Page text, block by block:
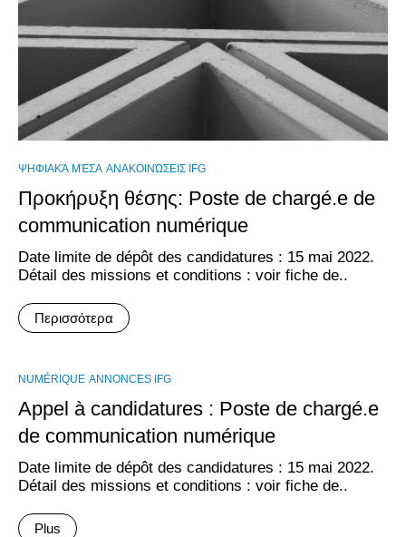
ΨΗΦΙΑΚΆ ΜΈΣΑ ΑΝΑΚΟΙΝΏΣΕΙΣ IFG
Προκήρυξη θέσης: Poste de chargé.e de
communication numérique
Date limite de dépôt des candidatures : 15 mai 2022.
Détail des missions et conditions : voir fiche de..
Περισσότερα
NUMÉRIQUE ANNONCES IFG
Appel à candidatures : Poste de chargé.e
de communication numérique
Date limite de dépôt des candidatures : 15 mai 2022.
Détail des missions et conditions : voir fiche de..
Plus